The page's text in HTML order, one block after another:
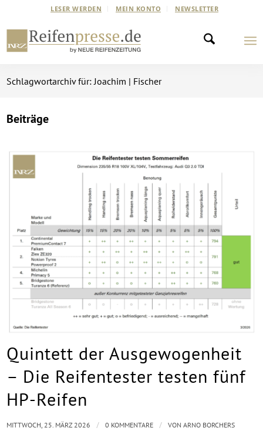
LESER WERDEN MEIN KONTO NEWSLETTER
Schlagwortarchiv für: Joachim | Fischer
Beiträge
Quintett der Ausgewogenheit
– Die Reifentester testen fünf
HP-Reifen
MITTWOCH, 25. MÄRZ 2026 / 0 KOMMENTARE / VONARNO BORCHERS